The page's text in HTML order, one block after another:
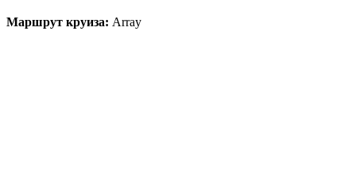
Маршрут круиза: Array